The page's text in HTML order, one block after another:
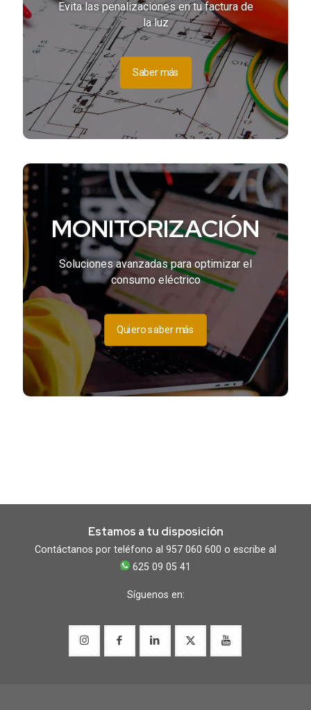
Evita las penalizaciones en tu factura de
la luz
Saber más
MONITORIZACIÓN
Soluciones avanzadas para optimizar el
consumo eléctrico
Quiero saber más
Estamos a tu disposición
Contáctanos por teléfono al 957 060 600 o escribe al
625 09 05 41
Síguenos en: